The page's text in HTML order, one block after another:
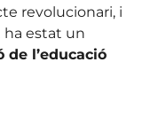
revolucionari, i
ha estat un
l’educació